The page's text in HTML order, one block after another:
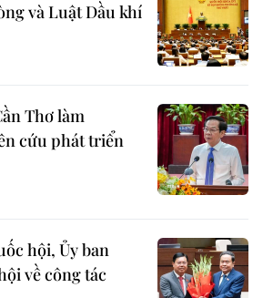
và Luật Dầu khí
Thơ làm
cứu phát triển
hội, Ủy ban
về công tác